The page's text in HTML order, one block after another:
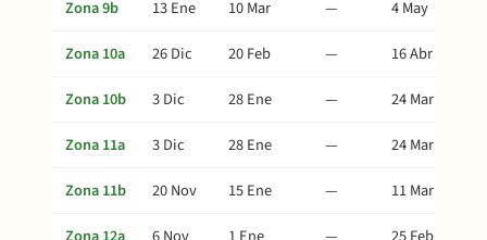
Zona 9b 13 Ene 10 Mar —
4 May
Zona 10a
26 Dic 20 Feb —
16 Abr
Zona 10b
3 Dic 28 Ene —
24 Mar
Zona 11a
3 Dic 28 Ene —
24 Mar
Zona 11b
20 Nov 15 Ene —
11 Mar